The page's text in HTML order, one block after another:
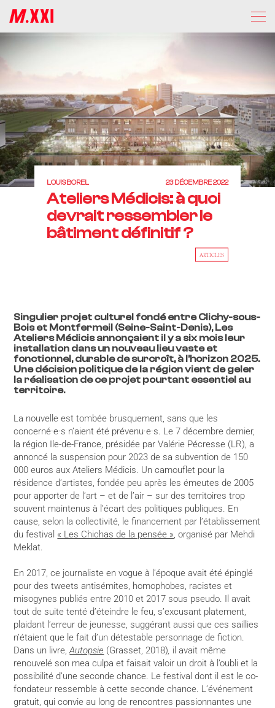
LOUIS BOREL 23 DÉCEMBRE 2022
Ateliers Médicis: à quoi
devrait ressembler le
bâtiment définitif ?
ARTICLES
Singulier projet culturel fondé entre Clichy-sous-
Bois et Montfermeil (Seine-Saint-Denis), Les
Ateliers Médicis annonçaient il y a six mois leur
installation dans un nouveau lieu vaste et
fonctionnel, durable de surcroît, à l’horizon 2025.
Une décision politique de la région vient de geler
la réalisation de ce projet pourtant essentiel au
territoire.
La nouvelle est tombée brusquement, sans que les
concerné·e·s n’aient été prévenu·e·s. Le 7 décembre dernier,
la région Ile-de-France, présidée par Valérie Pécresse (LR), a
annoncé la suspension pour 2023 de sa subvention de 150
000 euros aux Ateliers Médicis. Un camouflet pour la
résidence d’artistes, fondée peu après les émeutes de 2005
pour apporter de l’art – et de l’air – sur des territoires trop
souvent maintenus à l’écart des politiques publiques. En
cause, selon la collectivité, le financement par l’établissement
du festival « Les Chichas de la pensée », organisé par Mehdi
Meklat.
En 2017, ce journaliste en vogue à l’époque avait été épinglé
pour des tweets antisémites, homophobes, racistes et
misogynes publiés entre 2010 et 2017 sous pseudo. Il avait
tout de suite tenté d’éteindre le feu, s’excusant platement,
plaidant l’erreur de jeunesse, suggérant aussi que ces saillies
n’étaient que le fait d’un détestable personnage de fiction.
Dans un livre,Autopsie (Grasset, 2018), il avait même
renouvelé son mea culpa et faisait valoir un droit à l’oubli et la
possibilité d’une seconde chance. Le festival dont il est le co-
fondateur ressemble à cette seconde chance. L’événement
gratuit, qui convie au long de rencontres passionnantes une